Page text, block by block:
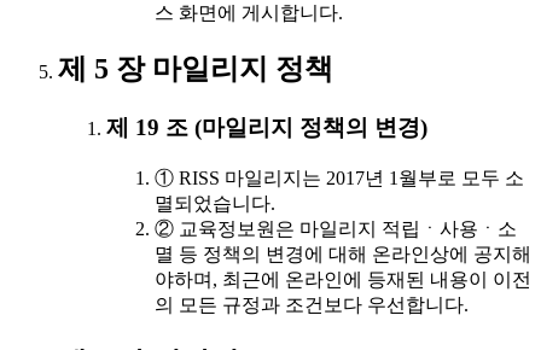
스 화면에 게시합니다.
제 5 장 마일리지 정책
제 19 조 (마일리지 정책의 변경)
① RISS 마일리지는 2017년 1월부로 모두 소
멸되었습니다.
② 교육정보원은 마일리지 적립ㆍ사용ㆍ소
멸 등 정책의 변경에 대해 온라인상에 공지해
야하며, 최근에 온라인에 등재된 내용이 이전
의 모든 규정과 조건보다 우선합니다.